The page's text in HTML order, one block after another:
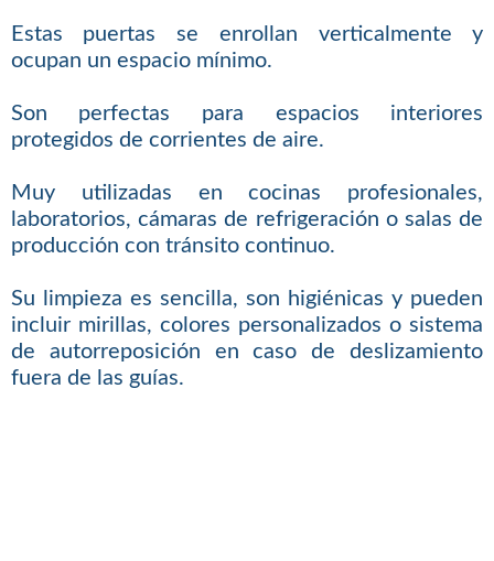
Estas puertas se enrollan verticalmente y
ocupan un espacio mínimo.
Son perfectas para espacios interiores
protegidos de corrientes de aire.
Muy utilizadas en cocinas profesionales,
laboratorios, cámaras de refrigeración o salas de
producción con tránsito continuo.
Su limpieza es sencilla, son higiénicas y pueden
incluir mirillas, colores personalizados o sistema
de autorreposición en caso de deslizamiento
fuera de las guías.